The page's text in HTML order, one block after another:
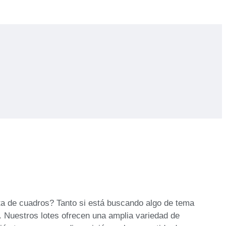
cuadros? Tanto si está buscando algo de tema
lotes ofrecen una amplia variedad de